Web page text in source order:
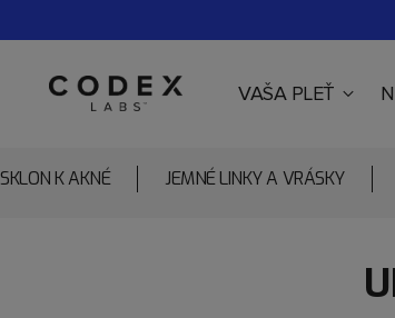
VAŠA PLEŤ
SKLON K AKNÉ JEMNÉ LINKY A VRÁSKY